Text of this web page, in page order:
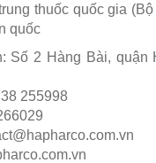
thuốc quốc gia
quốc
Số 2 Hàng Bài, quận
255998